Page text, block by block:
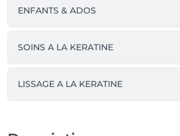
ENFANTS & ADOS
SOINS A LA KERATINE
LISSAGE A LA KERATINE